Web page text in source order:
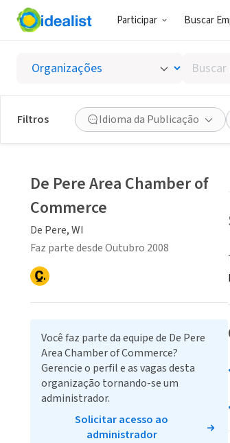
Participar Buscar
Buscar
por
palavra-
chave,
ou
Filtros Idioma da Publicação
De Pere Area Chamber of
Commerce
De Pere, WI
Faz parte desde Outubro 2008
Você faz parte da equipe de De Pere
Area Chamber of Commerce?
Gerencie o perfil e as vagas desta
organização tornando-se um
administrador.
Solicitar acesso ao
administrador